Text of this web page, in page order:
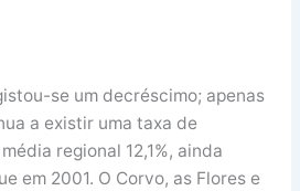
se um decréscimo; apenas
a existir uma taxa de
regional 12,1%, ainda
em 2001. O Corvo, as Flores e